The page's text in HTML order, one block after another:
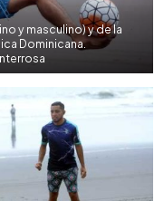
y masculino) y de la
Dominicana.